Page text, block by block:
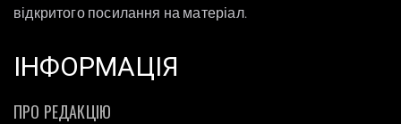
відкритого посилання на матеріал.
ІНФОРМАЦІЯ
ПРО РЕДАКЦІЮ